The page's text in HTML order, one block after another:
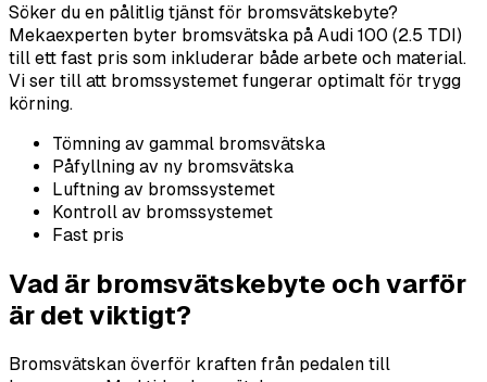
Söker du en pålitlig tjänst för bromsvätskebyte?
Mekaexperten byter bromsvätska på Audi 100 (2.5 TDI)
till ett fast pris som inkluderar både arbete och material.
Vi ser till att bromssystemet fungerar optimalt för trygg
körning.
Tömning av gammal bromsvätska
Påfyllning av ny bromsvätska
Luftning av bromssystemet
Kontroll av bromssystemet
Fast pris
Vad är bromsvätskebyte och varför
är det viktigt?
Bromsvätskan överför kraften från pedalen till